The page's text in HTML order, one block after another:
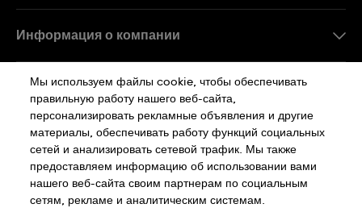
FAQ
Информация о компании
Работа в Swatch
Sitemap
Политика Конфиденциальности
Мы используем файлы cookie, чтобы обеспечивать
правильную работу нашего веб-сайта,
персонализировать рекламные объявления и другие
материалы, обеспечивать работу функций социальных
сетей и анализировать сетевой трафик. Мы также
предоставляем информацию об использовании вами
нашего веб-сайта своим партнерам по социальным
сетям, рекламе и аналитическим системам.